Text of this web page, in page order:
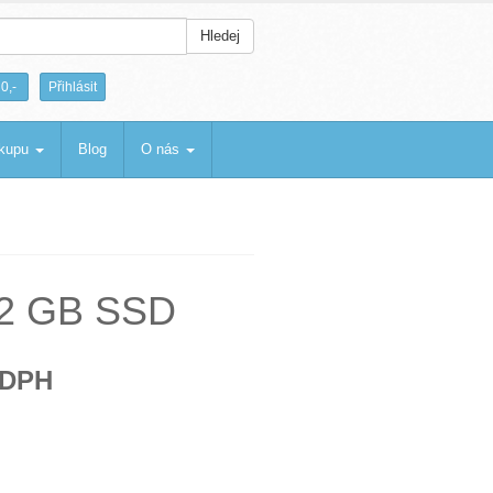
Hledej
0,- Přihlásit
Blog O nás
GB SSD